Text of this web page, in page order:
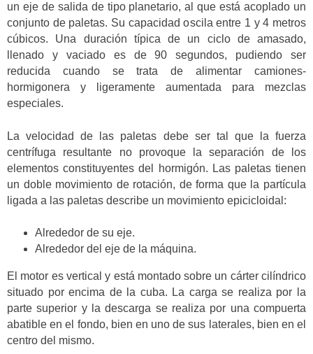
un eje de salida de tipo planetario, al que está acoplado un
conjunto de paletas. Su capacidad oscila entre 1 y 4 metros
cúbicos. Una duración típica de un ciclo de amasado,
llenado y vaciado es de 90 segundos, pudiendo ser
reducida cuando se trata de alimentar camiones-
hormigonera y ligeramente aumentada para mezclas
especiales.
La velocidad de las paletas debe ser tal que la fuerza
centrífuga resultante no provoque la separación de los
elementos constituyentes del hormigón. Las paletas tienen
un doble movimiento de rotación, de forma que la partícula
ligada a las paletas describe un movimiento epicicloidal:
Alrededor de su eje.
Alrededor del eje de la máquina.
El motor es vertical y está montado sobre un cárter cilíndrico
situado por encima de la cuba. La carga se realiza por la
parte superior y la descarga se realiza por una compuerta
abatible en el fondo, bien en uno de sus laterales, bien en el
centro del mismo.